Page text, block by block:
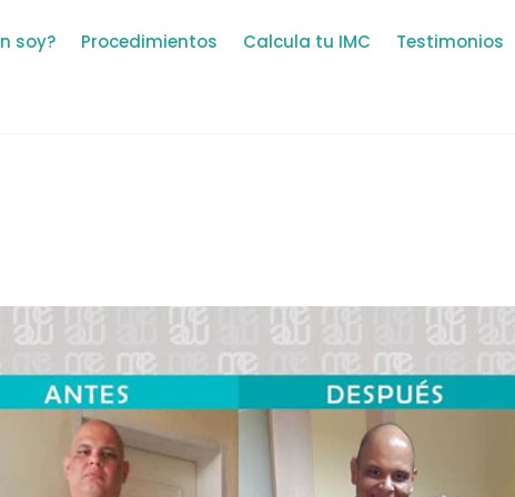
soy? Procedimientos Calcula tu IMC Testimonios